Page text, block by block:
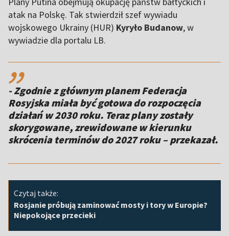
atak na Polskę. Tak stwierdził szef wywiadu
wojskowego Ukrainy (HUR) Kyryło Budanow, w
wywiadzie dla portalu LB.
,,
- Zgodnie z głównym planem Federacja
Rosyjska miała być gotowa do rozpoczęcia
działań w 2030 roku. Teraz plany zostały
skorygowane, zrewidowane w kierunku
skrócenia terminów do 2027 roku – przekazał.
Czytaj także:
Rosjanie próbują zaminować mosty i tory w Europie?
Niepokojące przecieki